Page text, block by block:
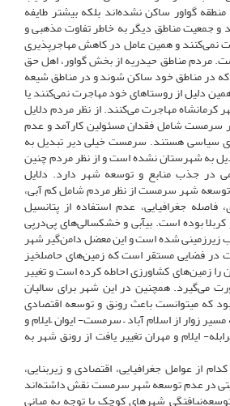
گواور ساکن نشده‌اند بلکه بیشتر طایفه
و جمعیت مناطق دیگر به خاطر تفاوت مذهبی و
و همین عامل در کاهش مهاجرپذیری
مناطق حیدریه از بخش گواور، اهل حق
در مناطق خود ساکن شوند و در مناطق شیعه
دلیل از روستاهای خود مهاجرت نمی‌کنند یا
کرمانشاه مهاجرت می‌کنند. از نظر مردم دلایل
شامل فقدان مسئولین کارآمد و عدم
سیاسی هستند. سرمست خیلی دیر تبدیل به
به شهرستان نشده است و از نظر مردم چنین
در جذب منابع و توسعه شهر دارد. دلایل
توسعه شهر سرمست از نظر مردم شامل کم آبی،
جغرافیایی، عدم استفاده از پتانسیل
کربلا بوده است. بی­آبی و خشکسالی‌های پی‌درپی
زیرزمینی شده است و این معضل دامن‌گیر شهر
فضایی مستقر است که زمین‌های حاصلخیز
را زمین‌های کشاورزی احاطه کرده است و تغییر
می‌گیرد. همچنین در این شهر برای سالیان
بود که می­توانست باعث رونق و توسعه اقتصادی
زوار از اسلام آباد – سرمست- ایوان –ایلام و
ایلام و مهران تغییر یافت از رونق شهر به
از عوامل جغرافیایی، اقتصادی و زیربنایی،
در عدم توسعه شهر سرمست نقش داشته‌اند
شهرهای کوچک با توجه به مبانی